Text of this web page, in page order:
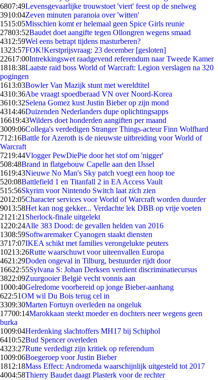
6807:49Levensgevaarlijke trouwstoet 'viert' feest op de snelweg
3910:04Zeven minuten paranoia over 'witten'
1515:05Misschien komt er helemaal geen Spice Girls reunie
27803:52Baudet doet aangifte tegen Ollongren wegens smaad
4312:59Wel eens betrapt tijdens masturberen?
1323:57FOK!Kerstprijsvraag: 23 december [gesloten]
22617:00Intrekkingswet raadgevend referendum naar Tweede Kamer
1818:38Laatste raid boss World of Warcraft: Legion verslagen na 320
pogingen
1613:03Bowler Van Mazijk stunt met wereldtitel
4310:36Abe vraagt spoedberaad VN over Noord-Korea
3610:32Selena Gomez kust Justin Bieber op zijn mond
4314:46Duizenden Nederlanders dupe oplichtingsapps
16619:43Wilders doet honderden aangiften per maand
3009:06Collega's verdedigen Stranger Things-acteur Finn Wolfhard
712:16Battle for Azeroth is de nieuwste uitbreiding voor World of
Warcraft
7219:44Vlogger PewDiePie door het stof om 'nigger'
508:48Brand in flatgebouw Capelle aan den IJssel
1619:43Nieuwe No Man's Sky patch voegt een hoop toe
520:08Battlefield 1 en Titanfall 2 in EA Access Vault
515:56Skyrim voor Nintendo Switch laat zich zien
2012:05Character services voor World of Warcraft worden duurder
9013:58Het kan nog gekker... Verdachte lek DBB op vrije voeten
21 21:21 Sherlock-finale uitgelekt
1220:24Alle 383 Dood: de gevallen helden van 2016
1308:59Softwaremaker Cyanogen staakt diensten
3717:07IKEA schikt met families verongelukte peuters
10213:26Rutte waarschuwt voor uiteenvallen Europa
4621:29Doden ongeval in Tilburg, bestuurder rijdt door
16622:55Sylvana S: Johan Derksen verdient discriminatiecursus
3822:09Zuurgooier België vecht vonnis aan
1000:40Gelredome voorbereid op jonge Bieber-aanhang
622:51OM wil Du Bois terug cel in
3309:30Marten Fortuyn overleden na ongeluk
17700:14Marokkaan steekt moeder en dochters neer wegens geen
burka
1009:04Herdenking slachtoffers MH17 bij Schiphol
6410:52Bud Spencer overleden
4323:27Rutte verdedigt zijn kritiek op referendum
1009:06Boegeroep voor Justin Bieber
1812:18Mass Effect: Andromeda waarschijnlijk uitgesteld tot 2017
4004:58Thierry Baudet daagt Plasterk voor de rechter